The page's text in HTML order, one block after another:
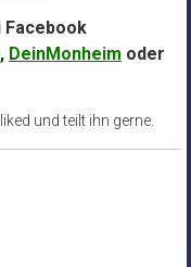
Facebook
, DeinMonheim oder
und teilt ihn gerne.